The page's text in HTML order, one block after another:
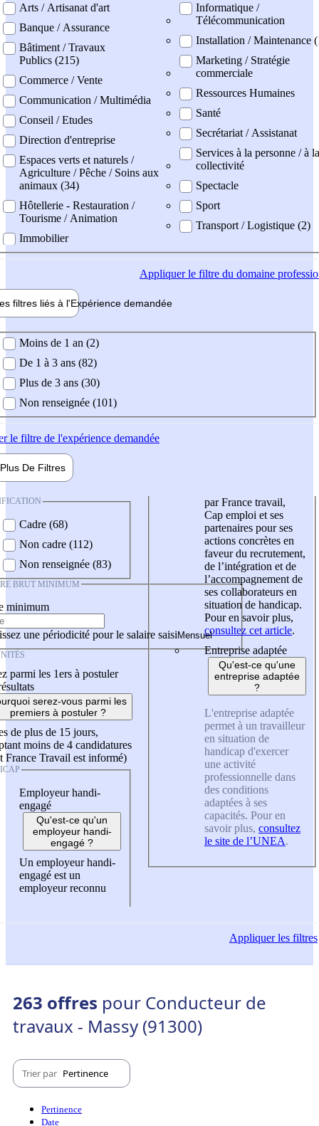
Arts / Artisanat d'art
Banque / Assurance
Bâtiment / Travaux
Publics (215)
Commerce / Vente
Communication / Multimédia
Conseil / Etudes
Direction d'entreprise
Espaces verts et naturels /
Agriculture / Pêche / Soins aux
animaux (34)
Hôtellerie - Restauration /
Tourisme / Animation
Immobilier
Informatique /
Télécommunication
Installation / Maintenance
Marketing / Stratégie
commerciale
Ressources Humaines
Santé
Secrétariat / Assistanat
Services à la personne / à la
collectivité
Spectacle
Sport
Transport / Logistique (2)
Appliquerle filtre du domaine
filtres liés à l'Expérience demandée
demandée
Moins de 1 an (2)
De 1 à 3 ans (82)
Plus de 3 ans (30)
Non renseignée (101)
le filtre de l'expérience demandée
Plus De Filtres
Cadre (68)
Non cadre (112)
Non renseignée (83)
BRUT MINIMUM
minimum
une périodicité pour le salaire saisi
parmi les 1ers à postuler
serez-vous parmi les
premiers à postuler ?
de plus de 15 jours,
moins de 4 candidatures
France Travail est informé)
Employeur handi-
engagé
Qu'est-ce qu'un
employeur handi-
engagé ?
Un employeur handi-
engagé est un
employeur reconnu
par France travail,
Cap emploi et ses
partenaires pour ses
actions concrètes en
faveur du recrutement,
de l’intégration et de
l’accompagnement de
ses collaborateurs en
situation de handicap.
Pour en savoir plus,
consultez cet article.
Entreprise adaptée
Qu'est-ce qu'une
entreprise adaptée
?
L'entreprise adaptée
permet à un travailleur
en situation de
handicap d'exercer
une activité
professionnelle dans
des conditions
adaptées à ses
capacités. Pour en
savoir plus, consultez
le site de l’UNEA.
Appliquerles filtres
263 offres pour Conducteur de
travaux - Massy (91300)
Trier par Pertinence
Pertinence
Date